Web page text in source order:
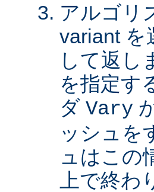
アルゴリ
variant を
して返し
を指定す
ダ Vary
ッシュを
ュはこの
上で終わ